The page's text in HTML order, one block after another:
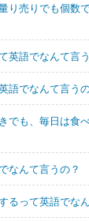
り売りでも個数
英語でなんて言
語でなんて言う
でも、毎日は食
なんて言うの？
るって英語でな